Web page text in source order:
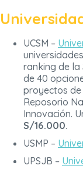
UCSM –
ranking de la
de 40
proyectos de
Reposorio
Innovación.
S/16.000.
USMP –
UPSJB –